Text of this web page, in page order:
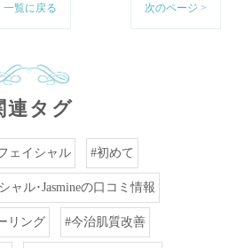
一覧に戻る 次のページ >
連タグ
ェイシャル #初めて
ャル･Jasmineの口コミ情報
リング #今治肌質改善